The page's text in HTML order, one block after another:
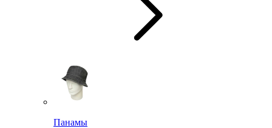
Панамы